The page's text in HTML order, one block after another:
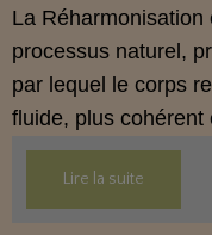
La
processus naturel,
par lequel le corps
fluide, plus
hygiène de vie
Lire la suite